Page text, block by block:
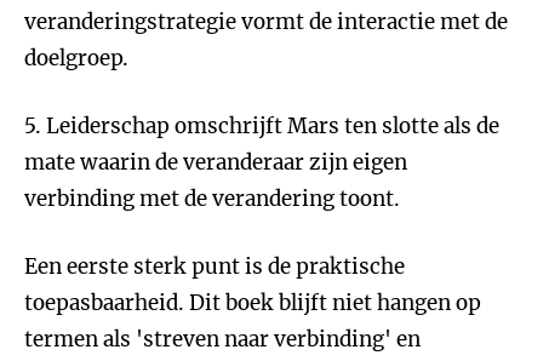
veranderingstrategie vormt de interactie met de
doelgroep.
5. Leiderschap omschrijft Mars ten slotte als de
mate waarin de veranderaar zijn eigen
verbinding met de verandering toont.
Een eerste sterk punt is de praktische
toepasbaarheid. Dit boek blijft niet hangen op
termen als 'streven naar verbinding' en